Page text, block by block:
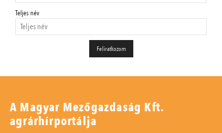
Teljes név
A Magyar Mezőgazdaság Kft.
agrárhírportálja